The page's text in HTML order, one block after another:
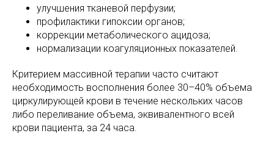
улучшения тканевой перфузии;
профилактики гипоксии органов;
коррекции метаболического ацидоза;
нормализации коагуляционных показателей.
Критерием массивной терапии часто считают
необходимость восполнения более 30–40% объема
циркулирующей крови в течение нескольких часов
либо переливание объема, эквивалентного всей
крови пациента, за 24 часа.